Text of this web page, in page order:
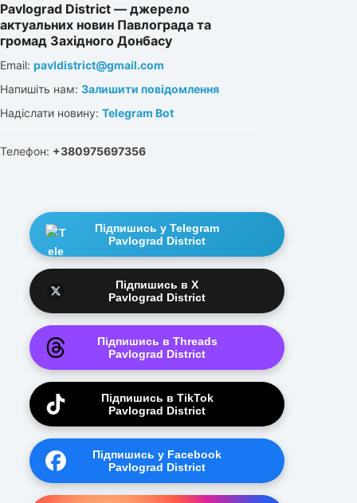
Pavlograd District — джерело
актуальних новин Павлограда та
громад Західного Донбасу
Email: pavldistrict@gmail.com
Напишіть нам: Залишити повідомлення
Надіслати новину: Telegram Bot
Телефон: +380975697356
Підпишись у Telegram
Pavlograd District
Підпишись в X
Pavlograd District
Підпишись в Threads
Pavlograd District
Підпишись в TikTok
Pavlograd District
Підпишись у Facebook
Pavlograd District